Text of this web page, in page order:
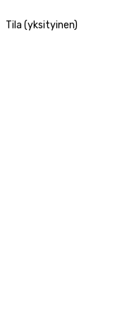
Tila (yksityinen)